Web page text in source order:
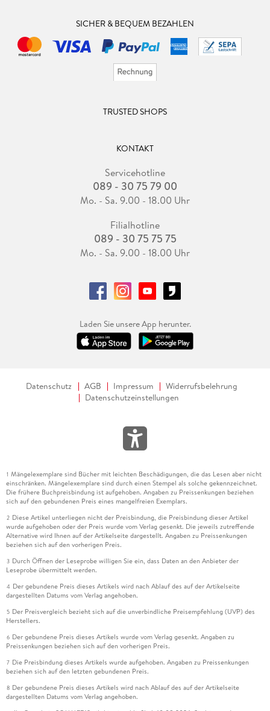
SICHER & BEQUEM BEZAHLEN
TRUSTED SHOPS
KONTAKT
Servicehotline
089 - 30 75 79 00
Mo. - Sa. 9.00 - 18.00 Uhr
Filialhotline
089 - 30 75 75 75
Mo. - Sa. 9.00 - 18.00 Uhr
Laden Sie unsere App herunter.
Datenschutz AGB Impressum
Widerrufsbelehrung
Datenschutzeinstellungen
1 Mängelexemplare sind Bücher mit leichten Beschädigungen, die das Lesen aber nicht
einschränken. Mängelexemplare sind durch einen Stempel als solche gekennzeichnet.
Die frühere Buchpreisbindung ist aufgehoben. Angaben zu Preissenkungen beziehen
sich auf den gebundenen Preis eines mangelfreien Exemplars.
2 Diese Artikel unterliegen nicht der Preisbindung, die Preisbindung dieser Artikel
wurde aufgehoben oder der Preis wurde vom Verlag gesenkt. Die jeweils zutreffende
Alternative wird Ihnen auf der Artikelseite dargestellt. Angaben zu Preissenkungen
beziehen sich auf den vorherigen Preis.
3 Durch Öffnen der Leseprobe willigen Sie ein, dass Daten an den Anbieter der
Leseprobe übermittelt werden.
4 Der gebundene Preis dieses Artikels wird nach Ablauf des auf der Artikelseite
dargestellten Datums vom Verlag angehoben.
5 Der Preisvergleich bezieht sich auf die unverbindliche Preisempfehlung (UVP) des
Herstellers.
6 Der gebundene Preis dieses Artikels wurde vom Verlag gesenkt. Angaben zu
Preissenkungen beziehen sich auf den vorherigen Preis.
7 Die Preisbindung dieses Artikels wurde aufgehoben. Angaben zu Preissenkungen
beziehen sich auf den letzten gebundenen Preis.
8 Der gebundene Preis dieses Artikels wird nach Ablauf des auf der Artikelseite
dargestellten Datums vom Verlag angehoben.